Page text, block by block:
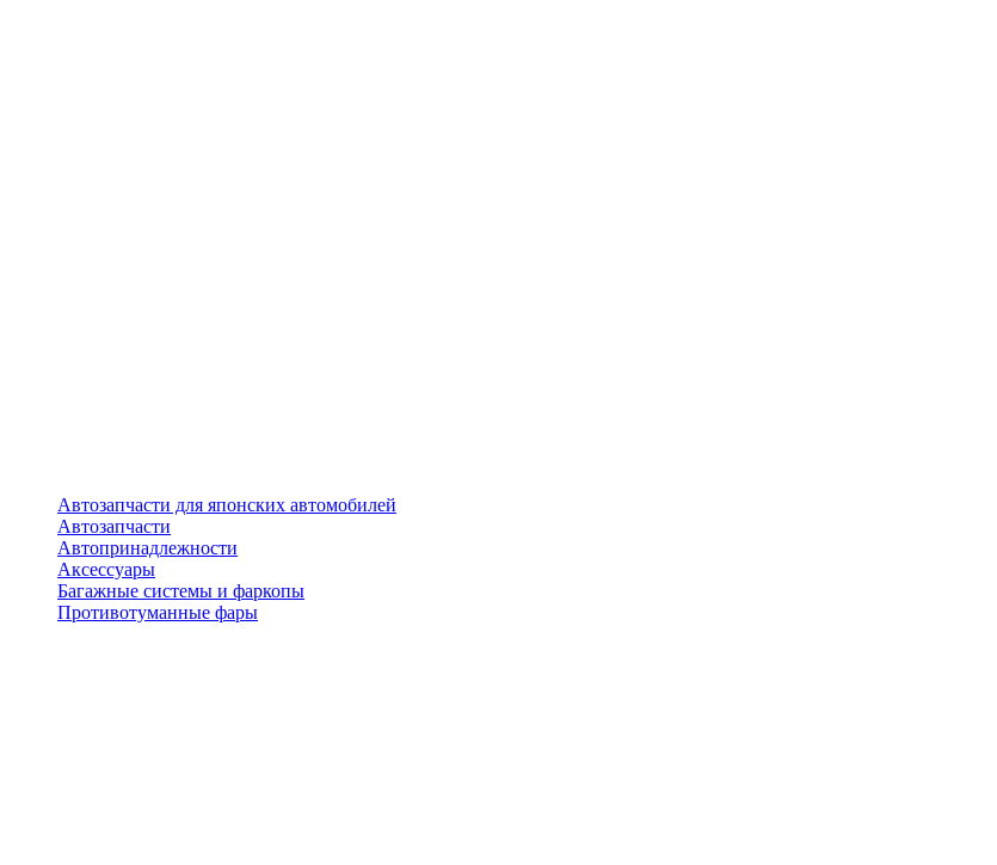
Автозапчасти для японских автомобилей
Автозапчасти
Автопринадлежности
Аксессуары
Багажные системы и фаркопы
Противотуманные фары